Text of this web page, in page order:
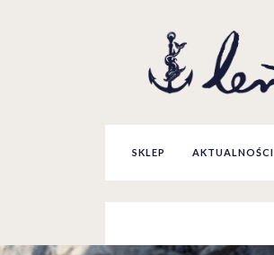
SKLEP AKTUALNOŚCI